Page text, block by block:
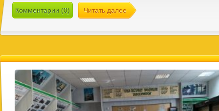
Комментарии (0) Читать далее